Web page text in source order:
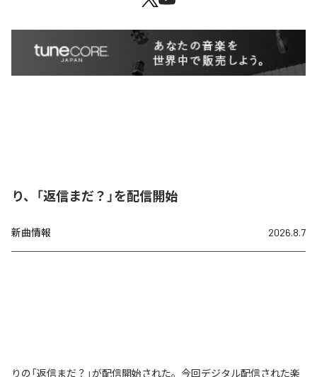
り、「返信まだ？」を配信開始
新曲情報 2026.8.7
りの「返信まだ？」が配信開始された。今回デジタル配信された楽